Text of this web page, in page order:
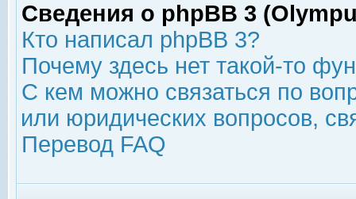
Сведения о phpBB 3
Кто написал phpBB 3?
Почему здесь нет такой-то
С кем можно связаться по
или юридических вопросов,
Перевод FAQ